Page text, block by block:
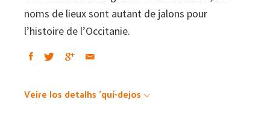
noms de lieux sont autant de jalons pour
l’histoire de l’Occitanie.
Veire los detalhs 'quí-dejos